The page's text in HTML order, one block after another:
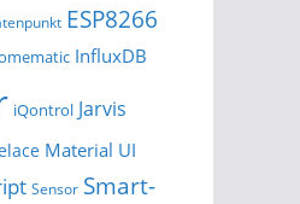
ESP8266
InfluxDB
iQontrol Jarvis
Material UI
Sensor Smart-